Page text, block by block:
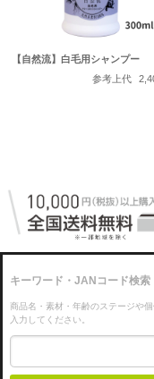
【自然流】白毛用シャンプー
参考上代
キーワード・JANコード検索
商品名・素材・年齢のステージや
入力してください。